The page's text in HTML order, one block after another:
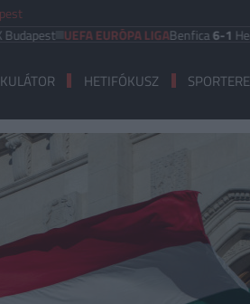
UEFA EURÓPA LIGABenfica6-1Heart of
HETIFÓKUSZ